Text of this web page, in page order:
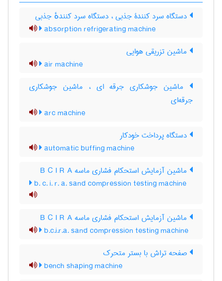
دستگاه سرد کنندۀ جذبی ، دستگاه سرد کنندهٔ جذبی
absorption refrigerating machine
ماشین تزریقی هوایی
air machine
ماشین جوشکاری جرقه ای ، ماشین جوشکاری
جرقه‌ای
arc machine
دستگاه پرداخت خودکار
automatic buffing machine
ماشین آزمایش استحکام فشاری ماسه B C I R A
b. c. i. r. a. sand compression testing machine
ماشین آزمایش استحکام فشاری ماسه B C I R A
b.c.i.r.a. sand compression testing machine
صفحه تراش با بستر متحرک
bench shaping machine